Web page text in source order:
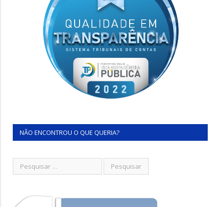
NÃO ENCONTROU O QUE QUERIA?